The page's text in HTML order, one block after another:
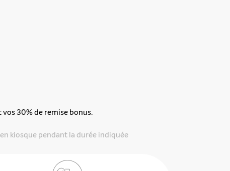
30% de remise bonus.
kiosque pendant la durée indiquée